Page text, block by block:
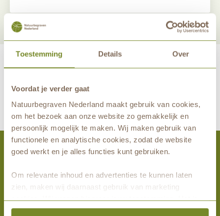
Toestemming Details Over
Voordat je verder gaat
Natuurbegraven Nederland maakt gebruik van cookies,
om het bezoek aan onze website zo gemakkelijk en
persoonlijk mogelijk te maken. Wij maken gebruik van
functionele en analytische cookies, zodat de website
goed werkt en je alles functies kunt gebruiken.
Om relevante inhoud en advertenties te kunnen laten
zien, maken wij daarnaast gebruik van marketing
cookies. Wij vragen hiervoor jouw toestemming. Het is
altijd mogelijk om je toestemming te veranderen. Alle
maakt eeuwige grafrust in de natuur mogelijk samen met
Bezoek Landgoed Mookerheide
Wandel mee